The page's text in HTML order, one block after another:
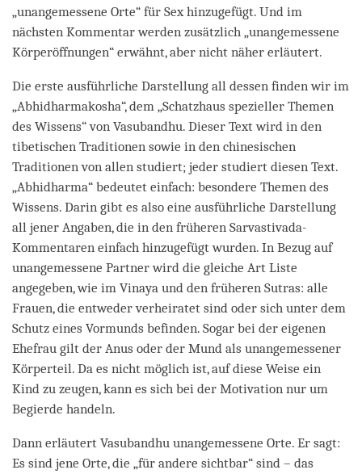
„unangemessene Orte“ für Sex hinzugefügt. Und im
nächsten Kommentar werden zusätzlich „unangemessene
Körperöffnungen“ erwähnt, aber nicht näher erläutert.
Die erste ausführliche Darstellung all dessen finden wir im
„Abhidharmakosha“, dem „Schatzhaus spezieller Themen
des Wissens“ von Vasubandhu. Dieser Text wird in den
tibetischen Traditionen sowie in den chinesischen
Traditionen von allen studiert; jeder studiert diesen Text.
„Abhidharma“ bedeutet einfach: besondere Themen des
Wissens. Darin gibt es also eine ausführliche Darstellung
all jener Angaben, die in den früheren Sarvastivada-
Kommentaren einfach hinzugefügt wurden. In Bezug auf
unangemessene Partner wird die gleiche Art Liste
angegeben, wie im Vinaya und den früheren Sutras: alle
Frauen, die entweder verheiratet sind oder sich unter dem
Schutz eines Vormunds befinden. Sogar bei der eigenen
Ehefrau gilt der Anus oder der Mund als unangemessener
Körperteil. Da es nicht möglich ist, auf diese Weise ein
Kind zu zeugen, kann es sich bei der Motivation nur um
Begierde handeln.
Dann erläutert Vasubandhu unangemessene Orte. Er sagt:
Es sind jene Orte, die „für andere sichtbar“ sind – das